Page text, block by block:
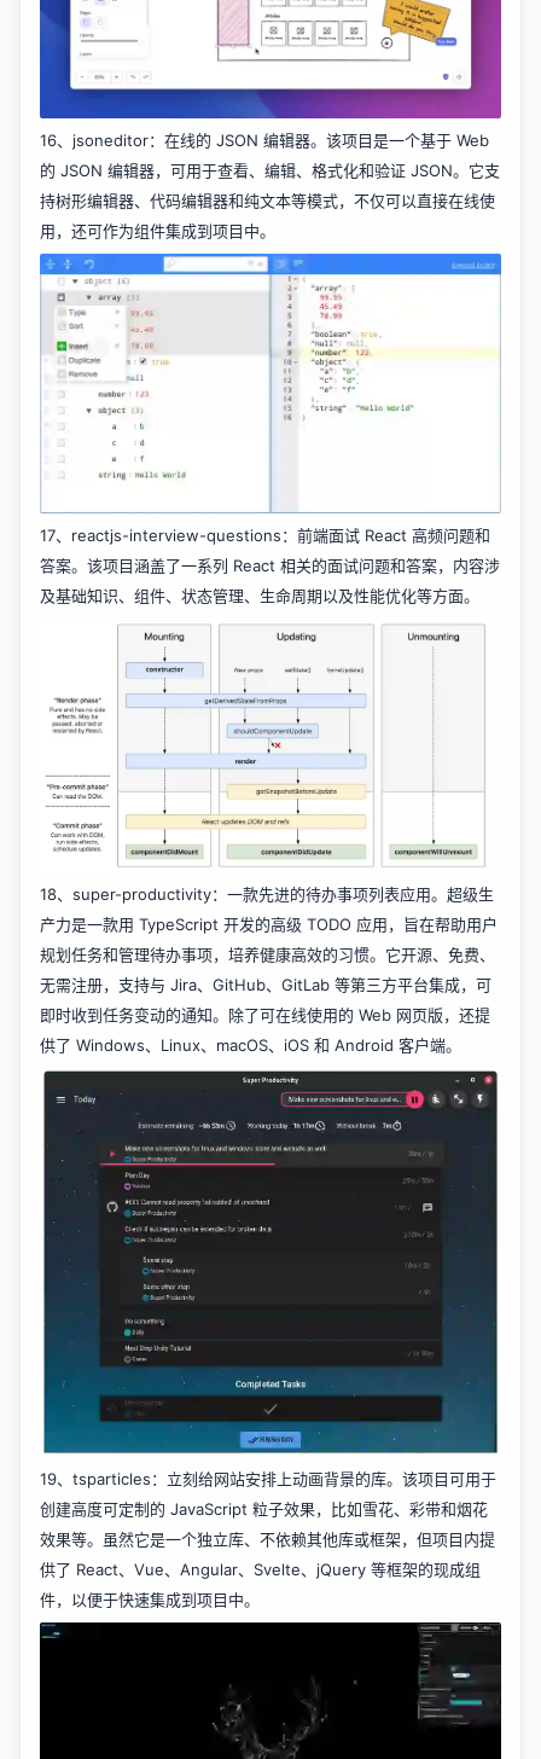
16、 jsoneditor：在线的 JSON 编辑器。该项目是一个基于 Web
的 JSON 编辑器，可用于查看、编辑、格式化和验证 JSON。它支
持树形编辑器、代码编辑器和纯文本等模式，不仅可以直接在线使
用，还可作为组件集成到项目中。
17、 reactjs-interview-questions：前端面试 React 高频问题和
答案。该项目涵盖了一系列 React 相关的面试问题和答案，内容涉
及基础知识、组件、状态管理、生命周期以及性能优化等方面。
18、 super-productivity：一款先进的待办事项列表应用。超级生
产力是一款用 TypeScript 开发的高级 TODO 应用，旨在帮助用户
规划任务和管理待办事项，培养健康高效的习惯。它开源、免费、
无需注册，支持与 Jira、GitHub、GitLab 等第三方平台集成，可
即时收到任务变动的通知。除了可在线使用的 Web 网页版，还提
供了 Windows、Linux、macOS、iOS 和 Android 客户端。
19、 tsparticles：立刻给网站安排上动画背景的库。该项目可用于
创建高度可定制的 JavaScript 粒子效果，比如雪花、彩带和烟花
效果等。虽然它是一个独立库、不依赖其他库或框架，但项目内提
供了 React、Vue、Angular、Svelte、jQuery 等框架的现成组
件，以便于快速集成到项目中。